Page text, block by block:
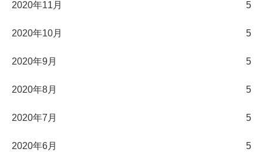
2020年11月 5
2020年10月 5
2020年9月 5
2020年8月 5
2020年7月 5
2020年6月 5